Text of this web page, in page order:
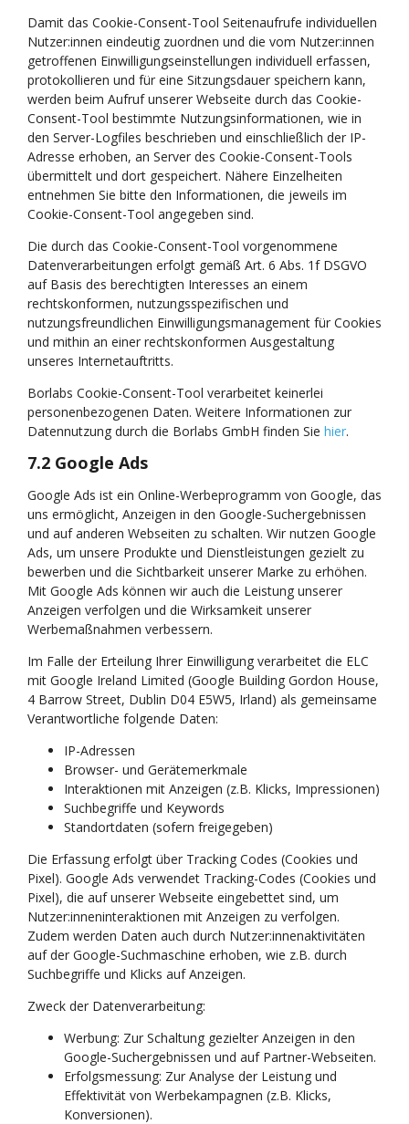
Damit das Cookie-Consent-Tool Seitenaufrufe individuellen
Nutzer:innen eindeutig zuordnen und die vom Nutzer:innen
getroffenen Einwilligungseinstellungen individuell erfassen,
protokollieren und für eine Sitzungsdauer speichern kann,
werden beim Aufruf unserer Webseite durch das Cookie-
Consent-Tool bestimmte Nutzungsinformationen, wie in
den Server-Logfiles beschrieben und einschließlich der IP-
Adresse erhoben, an Server des Cookie-Consent-Tools
übermittelt und dort gespeichert. Nähere Einzelheiten
entnehmen Sie bitte den Informationen, die jeweils im
Cookie-Consent-Tool angegeben sind.
Die durch das Cookie-Consent-Tool vorgenommene
Datenverarbeitungen erfolgt gemäß Art. 6 Abs. 1f DSGVO
auf Basis des berechtigten Interesses an einem
rechtskonformen, nutzungsspezifischen und
nutzungsfreundlichen Einwilligungsmanagement für Cookies
und mithin an einer rechtskonformen Ausgestaltung
unseres Internetauftritts.
Borlabs Cookie-Consent-Tool verarbeitet keinerlei
personenbezogenen Daten. Weitere Informationen zur
Datennutzung durch die Borlabs GmbH finden Sie hier.
7.2 Google Ads
Google Ads ist ein Online-Werbeprogramm von Google, das
uns ermöglicht, Anzeigen in den Google-Suchergebnissen
und auf anderen Webseiten zu schalten. Wir nutzen Google
Ads, um unsere Produkte und Dienstleistungen gezielt zu
bewerben und die Sichtbarkeit unserer Marke zu erhöhen.
Mit Google Ads können wir auch die Leistung unserer
Anzeigen verfolgen und die Wirksamkeit unserer
Werbemaßnahmen verbessern.
Im Falle der Erteilung Ihrer Einwilligung verarbeitet die ELC
mit Google Ireland Limited (Google Building Gordon House,
4 Barrow Street, Dublin D04 E5W5, Irland) als gemeinsame
Verantwortliche folgende Daten:
IP-Adressen
Browser- und Gerätemerkmale
Interaktionen mit Anzeigen (z.B. Klicks, Impressionen)
Suchbegriffe und Keywords
Standortdaten (sofern freigegeben)
Die Erfassung erfolgt über Tracking Codes (Cookies und
Pixel). Google Ads verwendet Tracking-Codes (Cookies und
Pixel), die auf unserer Webseite eingebettet sind, um
Nutzer:inneninteraktionen mit Anzeigen zu verfolgen.
Zudem werden Daten auch durch Nutzer:innenaktivitäten
auf der Google-Suchmaschine erhoben, wie z.B. durch
Suchbegriffe und Klicks auf Anzeigen.
Zweck der Datenverarbeitung:
Werbung: Zur Schaltung gezielter Anzeigen in den
Google-Suchergebnissen und auf Partner-Webseiten.
Erfolgsmessung: Zur Analyse der Leistung und
Effektivität von Werbekampagnen (z.B. Klicks,
Konversionen).